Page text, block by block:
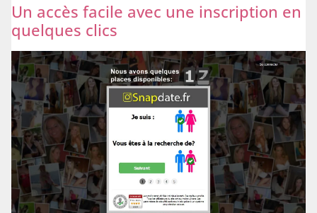
Un accès facile avec une inscription en
quelques clics